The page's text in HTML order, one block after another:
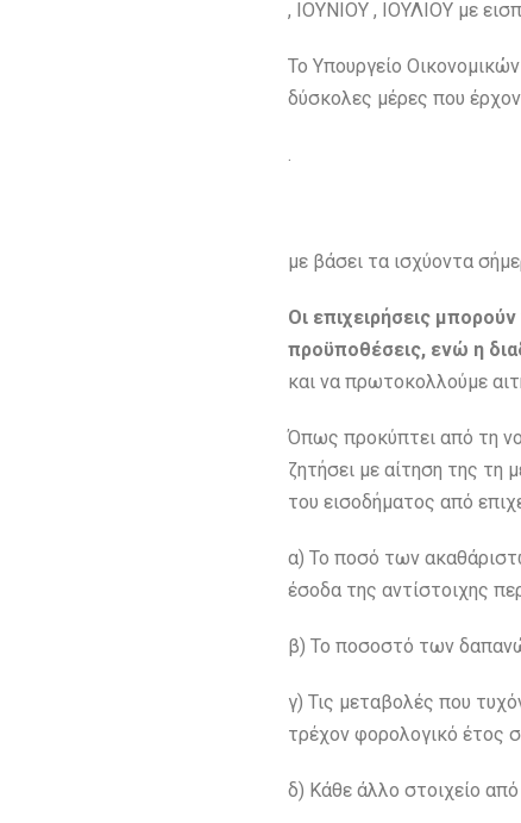
, ΙΟΥΝΙΟΥ , ΙΟΥΛΙΟΥ με
Το Υπουργείο
δύσκολες μέρες που
.
με βάσει τα ισχύοντα
Οι επιχειρήσεις
προϋποθέσεις, ενώ η
και να πρωτοκολλούμε
Όπως προκύπτει από τη
ζητήσει με αίτηση της τη
του εισοδήματος από
α) Το ποσό των
έσοδα της αντίστοιχης
β) Το ποσοστό των
γ) Τις μεταβολές που
τρέχον φορολογικό έτος
δ) Κάθε άλλο στοιχείο